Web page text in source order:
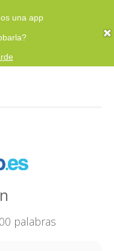
una app
palabras